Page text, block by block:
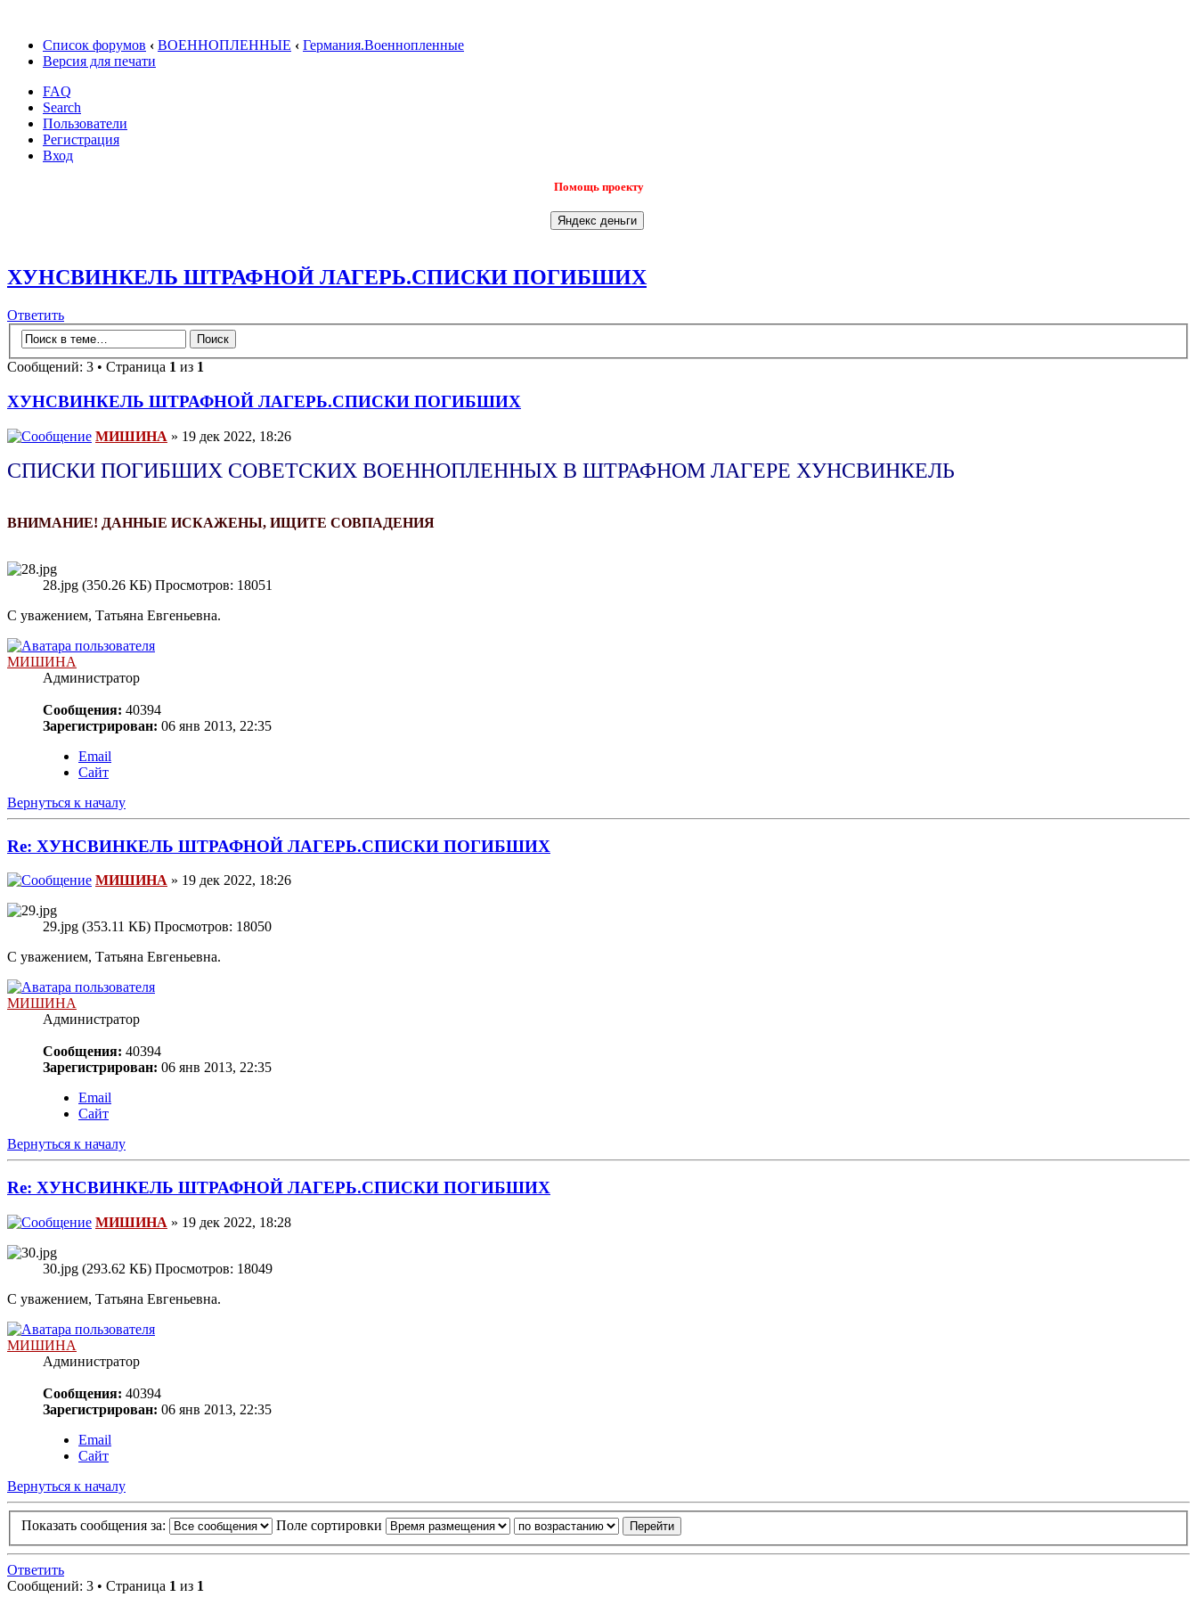
Список форумов ‹ ВОЕННОПЛЕННЫЕ ‹ Германия.Военнопленные
Версия для печати
FAQ
Search
Пользователи
Регистрация
Вход
Помощь проекту
ХУНСВИНКЕЛЬ ШТРАФНОЙ ЛАГЕРЬ.СПИСКИ ПОГИБШИХ
Ответить
Сообщений: 3 • Страница 1 из 1
ХУНСВИНКЕЛЬ ШТРАФНОЙ ЛАГЕРЬ.СПИСКИ ПОГИБШИХ
МИШИНА » 19 дек 2022, 18:26
СПИСКИ ПОГИБШИХ СОВЕТСКИХ ВОЕННОПЛЕННЫХ В ШТРАФНОМ ЛАГЕРЕ ХУНСВИНКЕЛЬ
ВНИМАНИЕ! ДАННЫЕ ИСКАЖЕНЫ, ИЩИТЕ СОВПАДЕНИЯ
28.jpg (350.26 КБ) Просмотров: 18051
С уважением, Татьяна Евгеньевна.
МИШИНА
Администратор
Сообщения: 40394
Зарегистрирован: 06 янв 2013, 22:35
Email
Сайт
Вернуться к началу
Re: ХУНСВИНКЕЛЬ ШТРАФНОЙ ЛАГЕРЬ.СПИСКИ ПОГИБШИХ
МИШИНА » 19 дек 2022, 18:26
29.jpg (353.11 КБ) Просмотров: 18050
С уважением, Татьяна Евгеньевна.
МИШИНА
Администратор
Сообщения: 40394
Зарегистрирован: 06 янв 2013, 22:35
Email
Сайт
Вернуться к началу
Re: ХУНСВИНКЕЛЬ ШТРАФНОЙ ЛАГЕРЬ.СПИСКИ ПОГИБШИХ
МИШИНА » 19 дек 2022, 18:28
30.jpg (293.62 КБ) Просмотров: 18049
С уважением, Татьяна Евгеньевна.
МИШИНА
Администратор
Сообщения: 40394
Зарегистрирован: 06 янв 2013, 22:35
Email
Сайт
Вернуться к началу
Показать сообщения за: Поле сортировки
Ответить
Сообщений: 3 • Страница 1 из 1